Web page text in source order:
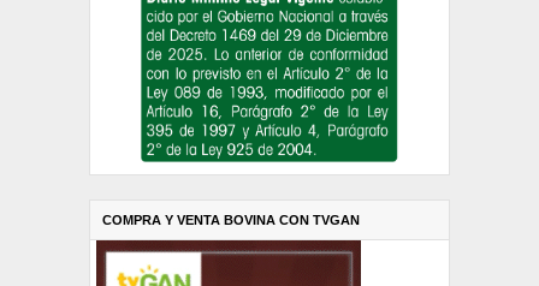
COMPRA Y VENTA BOVINA CON TVGAN